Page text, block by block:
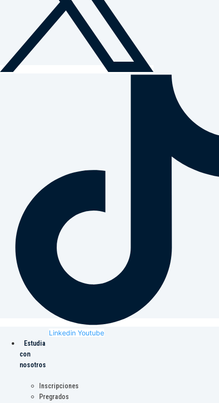
Linkedin Youtube
Estudia
con
nosotros
Inscripciones
Pregrados